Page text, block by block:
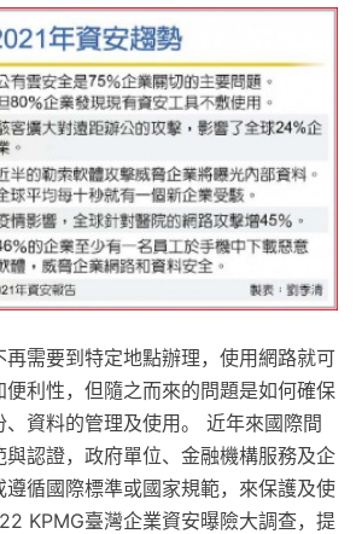
需要到特定地點辦理，使用網路就可
便利性，但隨之而來的問題是如何確保
資料的管理及使用。 近年來國際間
認證，政府單位、金融機構服務及企
遵循國際標準或國家規範，來保護及使
KPMG臺灣企業資安曝險大調查，提